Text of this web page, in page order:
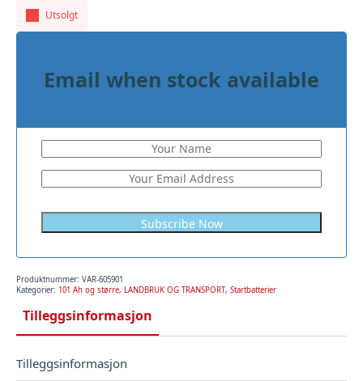
Utsolgt
Email when stock available
Produktnummer: VAR-605901
Kategorier: 101 Ah og større, LANDBRUK OG TRANSPORT, Startbatterier
Tilleggsinformasjon
Tilleggsinformasjon